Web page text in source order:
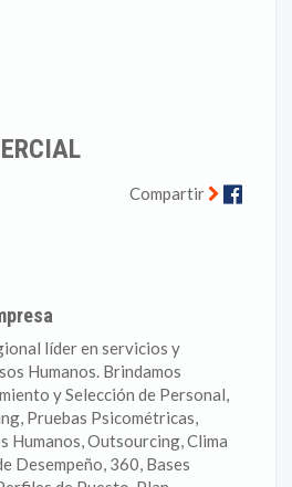
Compartir
líder en servicios y
Humanos. Brindamos
y Selección de Personal,
Pruebas Psicométricas,
Humanos, Outsourcing, Clima
Desempeño, 360, Bases